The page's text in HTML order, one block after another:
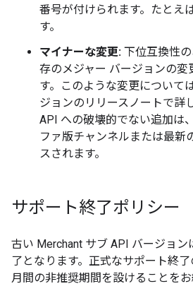
番号が付けられます。たとえ
す。
マイナーな変更: 下位互換性
存のメジャー バージョンの変
す。このような変更について
ジョンのリリースノートで詳
API への破壊的でない追加は
ファ版チャンネルまたは最新
スされます。
サポート終了ポリシー
古い Merchant サブ API バージョ
了となります。正式なサポート終
月間の非推奨期間を設けることをお